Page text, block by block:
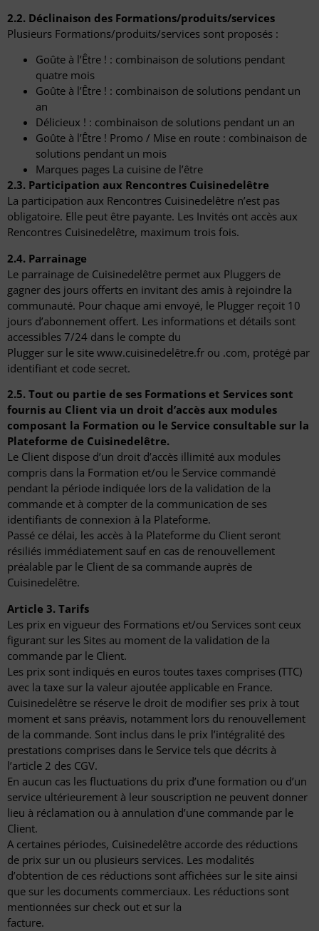
2.2. Déclinaison des Formations/produits/services
Plusieurs Formations/produits/services sont proposés :
Goûte à l’Être ! : combinaison de solutions pendant
quatre mois
Goûte à l’Être ! : combinaison de solutions pendant un
an
Délicieux ! : combinaison de solutions pendant un an
Goûte à l’Être ! Promo / Mise en route : combinaison de
solutions pendant un mois
Marques pages La cuisine de l’être
2.3. Participation aux Rencontres Cuisinedelêtre
La participation aux Rencontres Cuisinedelêtre n’est pas
obligatoire. Elle peut être payante. Les Invités ont accès aux
Rencontres Cuisinedelêtre, maximum trois fois.
2.4. Parrainage
Le parrainage de Cuisinedelêtre permet aux Pluggers de
gagner des jours offerts en invitant des amis à rejoindre la
communauté. Pour chaque ami envoyé, le Plugger reçoit 10
jours d’abonnement offert. Les informations et détails sont
accessibles 7/24 dans le compte du
Plugger sur le site www.cuisinedelêtre.fr ou .com, protégé par
identifiant et code secret.
2.5. Tout ou partie de ses Formations et Services sont
fournis au Client via un droit d’accès aux modules
composant la Formation ou le Service consultable sur la
Plateforme de Cuisinedelêtre.
Le Client dispose d’un droit d’accès illimité aux modules
compris dans la Formation et/ou le Service commandé
pendant la période indiquée lors de la validation de la
commande et à compter de la communication de ses
identifiants de connexion à la Plateforme.
Passé ce délai, les accès à la Plateforme du Client seront
résiliés immédiatement sauf en cas de renouvellement
préalable par le Client de sa commande auprès de
Cuisinedelêtre.
Article 3. Tarifs
Les prix en vigueur des Formations et/ou Services sont ceux
figurant sur les Sites au moment de la validation de la
commande par le Client.
Les prix sont indiqués en euros toutes taxes comprises (TTC)
avec la taxe sur la valeur ajoutée applicable en France.
Cuisinedelêtre se réserve le droit de modifier ses prix à tout
moment et sans préavis, notamment lors du renouvellement
de la commande. Sont inclus dans le prix l’intégralité des
prestations comprises dans le Service tels que décrits à
l’article 2 des CGV.
En aucun cas les fluctuations du prix d’une formation ou d’un
service ultérieurement à leur souscription ne peuvent donner
lieu à réclamation ou à annulation d’une commande par le
Client.
A certaines périodes, Cuisinedelêtre accorde des réductions
de prix sur un ou plusieurs services. Les modalités
d’obtention de ces réductions sont affichées sur le site ainsi
que sur les documents commerciaux. Les réductions sont
mentionnées sur check out et sur la
facture.